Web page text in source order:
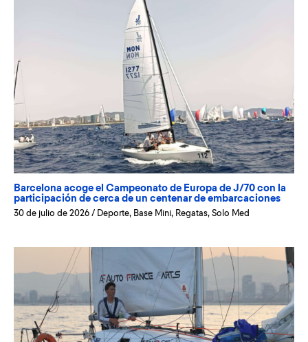
Barcelona acoge el Campeonato de Europa de J/70 con la
participación de cerca de un centenar de embarcaciones
30 de julio de 2026 / Deporte, Base Mini, Regatas, Solo Med